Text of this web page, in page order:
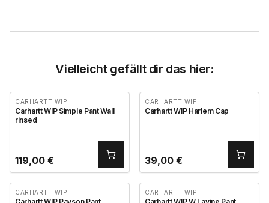
Vielleicht gefällt dir das hier:
CARHARTT WIP
Carhartt WIP Simple Pant Wall
rinsed
119,00 €
CARHARTT WIP
Carhartt WIP Harlem Cap
39,00 €
CARHARTT WIP CARHARTT WIP